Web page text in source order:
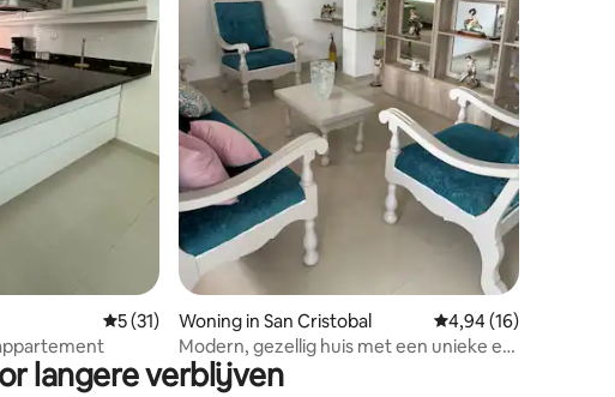
Gemiddelde beoordeling van 5 op 5, 31 recensies
5 (31)
Woning in San Cristobal Gemiddelde
4,94 (16)
Modern, gezellig huis met een unieke en
coole stijl
langere verblijven